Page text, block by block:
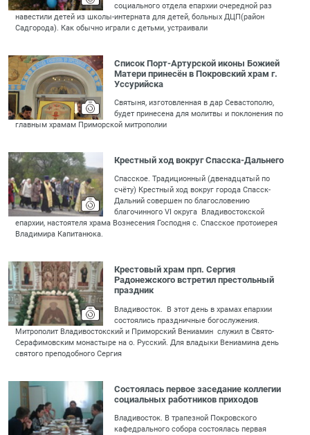
социального отдела епархии очередной раз
навестили детей из школы-интерната для детей, больных ДЦП(район
Садгорода). Как обычно играли с детьми, устраивали
Список Порт-Артурской иконы Божией
Матери принесён в Покровский храм г.
Уссурийска
Святыня, изготовленная в дар Севастополю,
будет принесена для молитвы и поклонения по
главным храмам Приморской митрополии
Крестный ход вокруг Спасска-Дальнего
Спасское. Традиционный (двенадцатый по
счёту) Крестный ход вокруг города Спасск-
Дальний совершен по благословению
благочинного VI округа Владивостокской
епархии, настоятеля храма Вознесения Господня с. Спасское протоиерея
Владимира Капитанюка.
Крестовый храм прп. Сергия
Радонежского встретил престольный
праздник
Владивосток. В этот день в храмах епархии
состоялись праздничные богослужения.
Митрополит Владивостокский и Приморский Вениамин служил в Свято-
Серафимовским монастыре на о. Русский. Для владыки Вениамина день
святого преподобного Сергия
Состоялась первое заседание коллегии
социальных работников приходов
Владивосток. В трапезной Покровского
кафедрального собора состоялась первая